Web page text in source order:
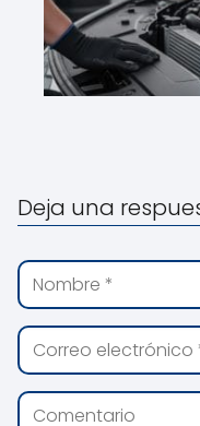
Deja una